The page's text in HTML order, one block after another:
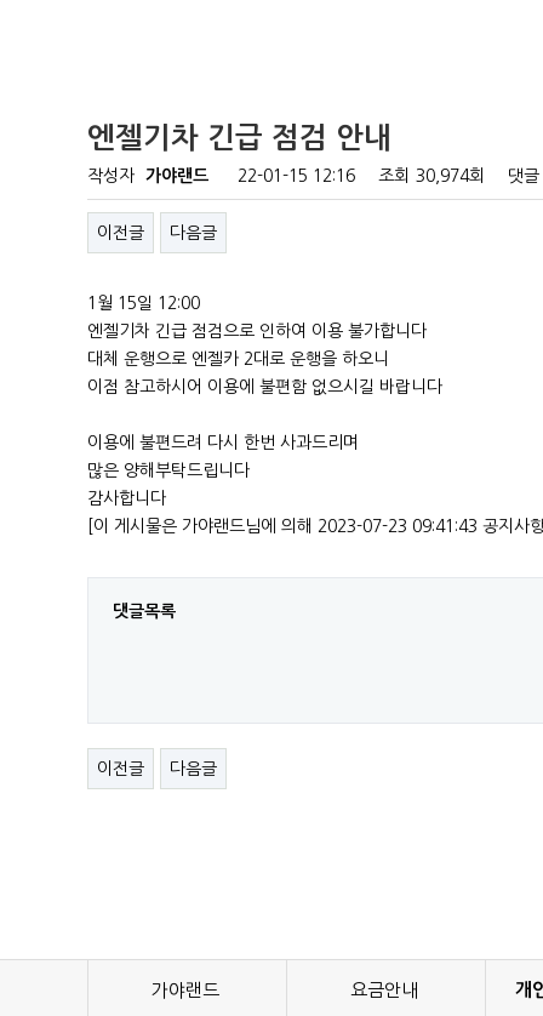
엔젤기차 긴급 점검 안내
작성자 가야랜드 22-01-15 12:16 조회 30,974회 댓글
이전글 다음글
1월 15일 12:00
엔젤기차 긴급 점검으로 인하여 이용 불가합니다
대체 운행으로 엔젤카 2대로 운행을 하오니
이점 참고하시어 이용에 불편함 없으시길 바랍니다
이용에 불편드려 다시 한번 사과드리며
많은 양해부탁드립니다
감사합니다
[이 게시물은 가야랜드님에 의해 2023-07-23 09:41:43 공지사
댓글목록
이전글 다음글
가야랜드 요금안내 개